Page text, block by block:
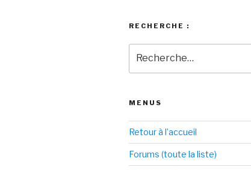
RECHERCHE :
pour
:
MENUS
Retour à l’accueil
Forums (toute la liste)